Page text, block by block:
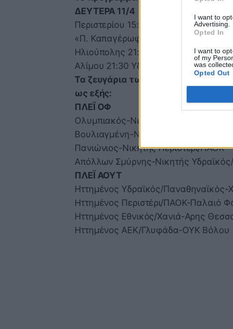
I want to
Advertising.
Opted In
I want to
of my
was
Opted Out
ΔΕΥΤΕΡΑ 11/4
Περιστερίου 15:00 Περιστέρι-ΠΑΟΚ
«Π. Καπαγέρωφ» 18:30 Εθνικός-Χανιά
Ηλιούπολης 21:30 ΑΕΚ-Γλυφάδα
Αλίμου 21:30 Υδραϊκός-
Τα ζευγάρια των πλέι-οφ και πλέι-
ως εξής:
ΠΛΕΪ ΟΦ
Ολυμπιακός-Νικητής ΑΕΚ/Γλυφάδα
Βουλιαγμένη-Νικητής Εθνικός/Χανιά
Πανιώνιος-Νικητής Περιστέρι/ΠΑΟΚ
Απόλλων Σμύρνης-Νικητής
ΠΛΕΪ ΑΟΥΤ
Ηττημένος Υδραϊκός/Παναθηναϊκός-
Ηττημένος Περιστέρι/ΠΑΟΚ-Παλαιό
Ηττημένος Εθνικός/Χανιά-Αρης
Ηττημένος ΑΕΚ/Γλυφάδα-ΟΥΚ Βόλου